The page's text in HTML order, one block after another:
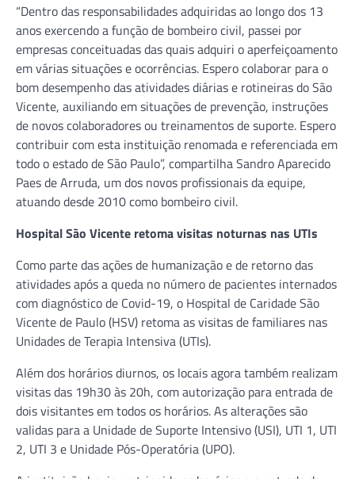
“Dentro das responsabilidades adquiridas ao longo dos 13
anos exercendo a função de bombeiro civil, passei por
empresas conceituadas das quais adquiri o aperfeiçoamento
em várias situações e ocorrências. Espero colaborar para o
bom desempenho das atividades diárias e rotineiras do São
Vicente, auxiliando em situações de prevenção, instruções
de novos colaboradores ou treinamentos de suporte. Espero
contribuir com esta instituição renomada e referenciada em
todo o estado de São Paulo”, compartilha Sandro Aparecido
Paes de Arruda, um dos novos profissionais da equipe,
atuando desde 2010 como bombeiro civil.
Hospital São Vicente retoma visitas noturnas nas UTIs
Como parte das ações de humanização e de retorno das
atividades após a queda no número de pacientes internados
com diagnóstico de Covid-19, o Hospital de Caridade São
Vicente de Paulo (HSV) retoma as visitas de familiares nas
Unidades de Terapia Intensiva (UTIs).
Além dos horários diurnos, os locais agora também realizam
visitas das 19h30 às 20h, com autorização para entrada de
dois visitantes em todos os horários. As alterações são
validas para a Unidade de Suporte Intensivo (USI), UTI 1, UTI
2, UTI 3 e Unidade Pós-Operatória (UPO).